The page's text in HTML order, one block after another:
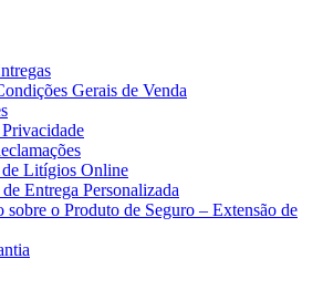
Gerais de Venda
de Litígios Online
Entrega Personalizada
sobre o Produto de Seguro – Extensão de